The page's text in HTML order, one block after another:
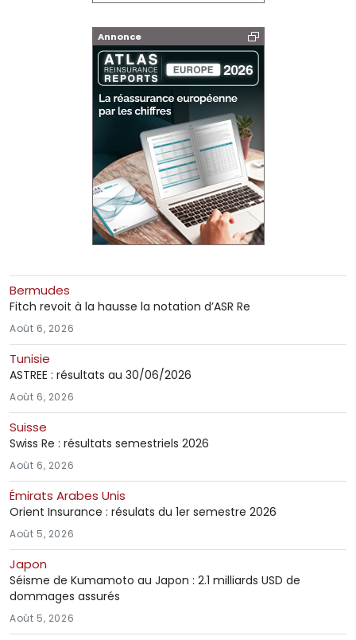
Annonce
Bermudes
Fitch revoit à la hausse la notation d’ASR Re
Août 6, 2026
Tunisie
ASTREE : résultats au 30/06/2026
Août 6, 2026
Suisse
Swiss Re : résultats semestriels 2026
Août 6, 2026
Émirats Arabes Unis
Orient Insurance : résulats du 1er semestre 2026
Août 5, 2026
Japon
Séisme de Kumamoto au Japon : 2.1 milliards USD de
dommages assurés
Août 5, 2026